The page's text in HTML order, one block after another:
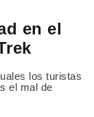
en el
los turistas
el mal de